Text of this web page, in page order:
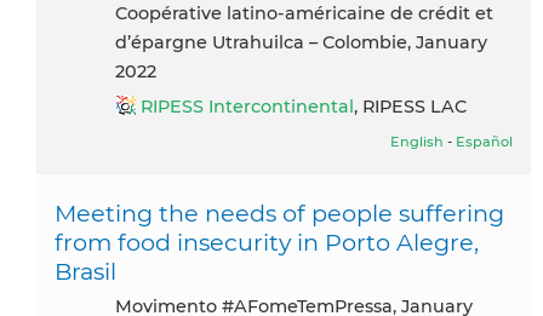
Coopérative latino-américaine de crédit et
d’épargne Utrahuilca – Colombie, January
2022
RIPESS Intercontinental, RIPESS LAC
English - Español
Meeting the needs of people suffering
from food insecurity in Porto Alegre,
Brasil
Movimento #AFomeTemPressa, January